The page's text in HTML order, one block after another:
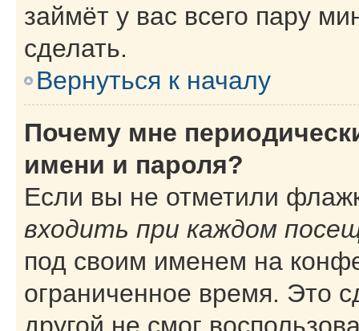
займёт у вас всего пару
сделать.
Вернуться к началу
Почему мне
имени и пароля?
Если вы не отметили
входить при каждом
под своим именем на
ограниченное время. Это
другой не смог